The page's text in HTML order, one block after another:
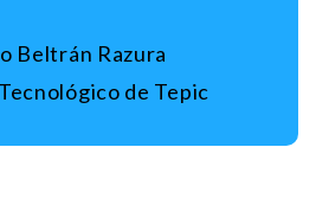
Beltrán Razura
de Tepic